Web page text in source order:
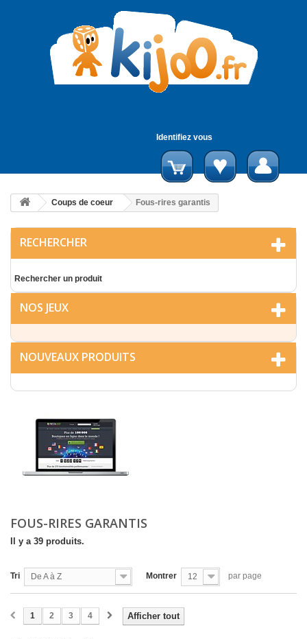
Identifiez vous
Coups de coeur Fous-rires garantis
RECHERCHER
Rechercher un produit
NOS JEUX
NOUVEAUX PRODUITS
FOUS-RIRES GARANTIS
Il y a 39 produits.
Tri De A à Z Montrer 12 par page
Afficher tout
1 2 3 4